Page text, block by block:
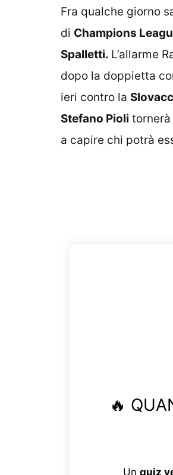
Fra qualche giorno
di Champions
Spalletti. L’allarme
dopo la doppietta
ieri contro la
Stefano Pioli
a capire chi potrà
🔥
Un quiz